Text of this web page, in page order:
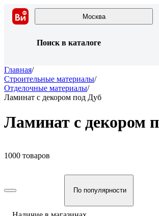
Москва
Поиск в каталоге
Главная/
Строительные материалы/
Отделочные материалы/
Ламинат с декором под Дуб
Ламинат с декором
1000 товаров
По популярности